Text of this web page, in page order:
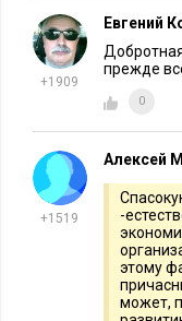
или «игроками»
биржевых
обратной оценке
на каждый $1
параметр
может оказывать
эмитированных
стоимость
и затронул все
резервов в
бумагами,
+1909
Евгений
прежде
0
+1519
Алексей
-
этому
может,